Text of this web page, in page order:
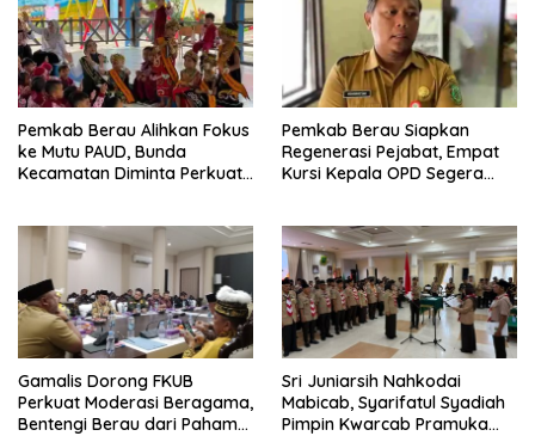
Pemkab Berau Alihkan Fokus
ke Mutu PAUD, Bunda
Kecamatan Diminta Perkuat
Pemkab Berau Siapkan
Regenerasi Pejabat, Empat
Kursi Kepala OPD Segera
Gamalis Dorong FKUB
Perkuat Moderasi Beragama,
Bentengi Berau dari Paham
Sri Juniarsih Nahkodai
Mabicab, Syarifatul Syadiah
Pimpin Kwarcab Pramuka